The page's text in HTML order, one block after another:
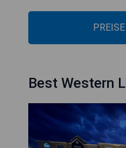
Best Western